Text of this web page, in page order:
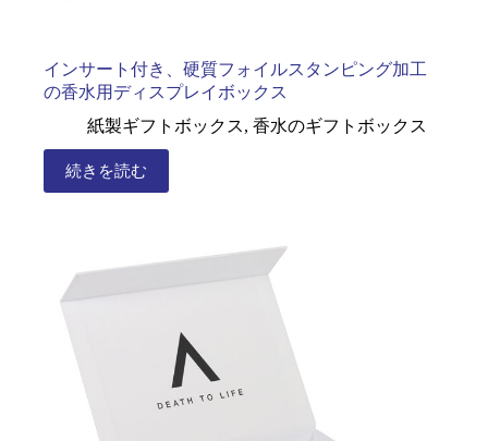
インサート付き、硬質フォイルスタンピング加工
の香水用ディスプレイボックス
紙製ギフトボックス, 香水のギフトボックス
続きを読む